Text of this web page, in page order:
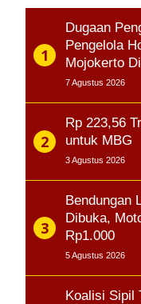
Dugaan
Pengelola
Mojokerto
7 Agustus 2026
Rp 223,56
untuk MBG
3 Agustus 2026
Bendungan
Dibuka,
Rp1.000
5 Agustus 2026
Koalisi Sipil